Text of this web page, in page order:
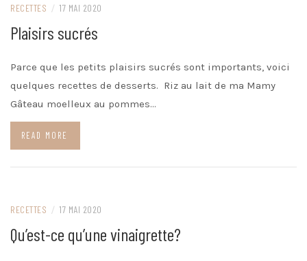
RECETTES / 17 MAI 2020
Plaisirs sucrés
Parce que les petits plaisirs sucrés sont importants, voici
quelques recettes de desserts. Riz au lait de ma Mamy
Gâteau moelleux au pommes…
READ MORE
RECETTES / 17 MAI 2020
Qu’est-ce qu’une vinaigrette?